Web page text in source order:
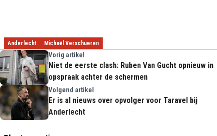
Anderlecht Michaël Verschueren
Vorig artikel
Niet de eerste clash: Ruben Van Gucht opnieuw in
opspraak achter de schermen
Volgend artikel
Er is al nieuws over opvolger voor Taravel bij
Anderlecht